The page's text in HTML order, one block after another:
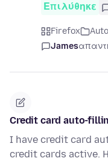
Επιλύθηκε
Firefox
James
Credit card auto-
I have credit card
credit cards active.